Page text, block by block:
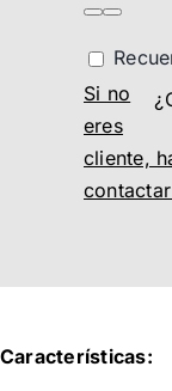
Si no
eres
cliente,
Características: